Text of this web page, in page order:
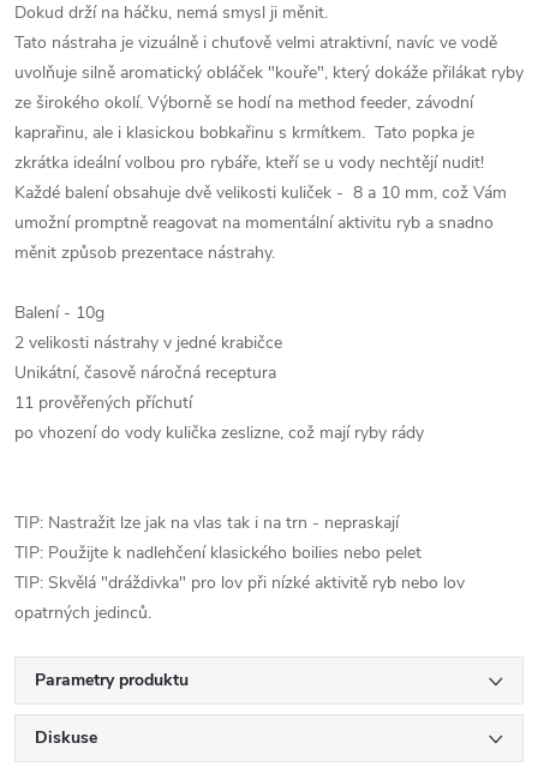
Dokud drží na háčku, nemá smysl ji měnit.
Tato nástraha je vizuálně i chuťově velmi atraktivní, navíc ve vodě
uvolňuje silně aromatický obláček "kouře", který dokáže přilákat ryby
ze širokého okolí. Výborně se hodí na method feeder, závodní
kaprařinu, ale i klasickou bobkařinu s krmítkem. Tato popka je
zkrátka ideální volbou pro rybáře, kteří se u vody nechtějí nudit!
Každé balení obsahuje dvě velikosti kuliček - 8 a 10 mm, což Vám
umožní promptně reagovat na momentální aktivitu ryb a snadno
měnit způsob prezentace nástrahy.
Balení - 10g
2 velikosti nástrahy v jedné krabičce
Unikátní, časově náročná receptura
11 prověřených příchutí
po vhození do vody kulička zeslizne, což mají ryby rády
TIP: Nastražit lze jak na vlas tak i na trn - nepraskají
TIP: Použijte k nadlehčení klasického boilies nebo pelet
TIP: Skvělá "dráždivka" pro lov při nízké aktivitě ryb nebo lov
opatrných jedinců.
Parametry produktu
Diskuse